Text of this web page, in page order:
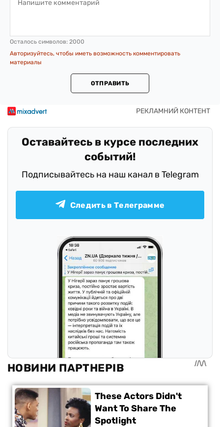
Осталось символов: 2000
Авторизуйтесь, чтобы иметь возможность комментировать
материалы
ОТПРАВИТЬ
Оставайтесь в курсе последних
событий!
Подписывайтесь на наш канал в Telegram
Следить в Телеграмме